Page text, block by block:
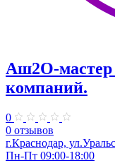
Аш2О-мастер
компаний.
0
0 отзывов
г.Краснодар,
Пн-Пт 09:00-18:00